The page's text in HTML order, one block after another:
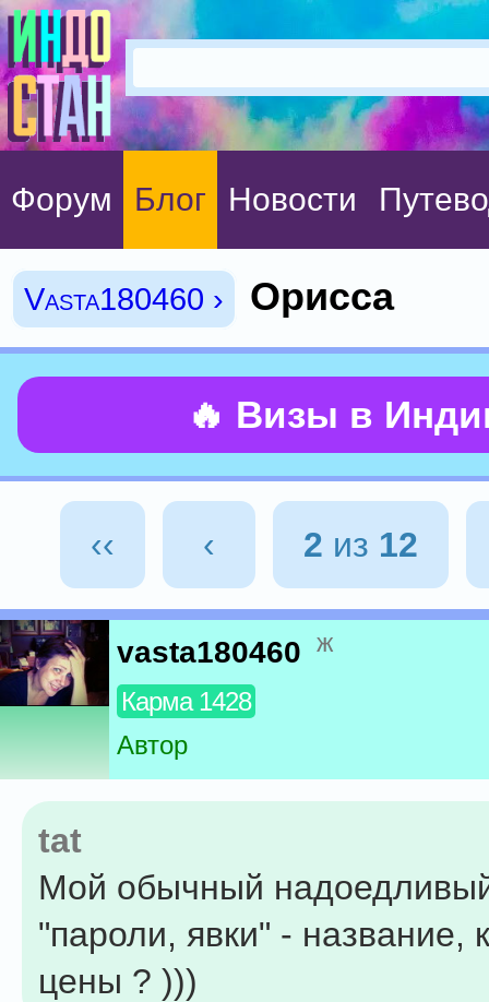
Форум Блог Новости
Vasta180460 › Орисса
🔥 Визы в
‹‹ ‹ 2 из 12
vasta180460 ж
Карма 1428
Автор
tat
Мой обычный
"пароли, явки" - название,
цены ? )))